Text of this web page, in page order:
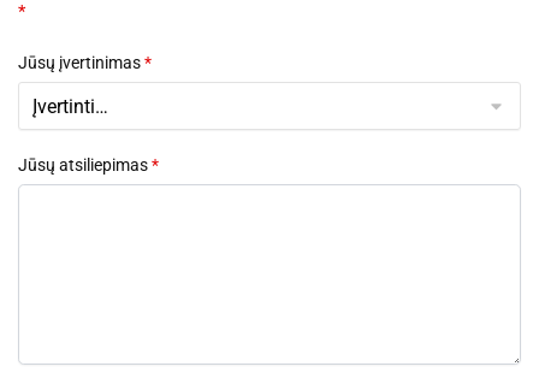
*
Jūsų įvertinimas*
Jūsų atsiliepimas*